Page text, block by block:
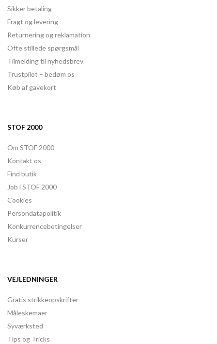
Sikker betaling
Fragt og levering
Returnering og reklamation
Ofte stillede spørgsmål
Tilmelding til nyhedsbrev
Trustpilot – bedøm os
Køb af gavekort
STOF 2000
Om STOF 2000
Kontakt os
Find butik
Job i STOF 2000
Cookies
Persondatapolitik
Konkurrencebetingelser
Kurser
VEJLEDNINGER
Gratis strikkeopskrifter
Måleskemaer
Syværksted
Tips og Tricks